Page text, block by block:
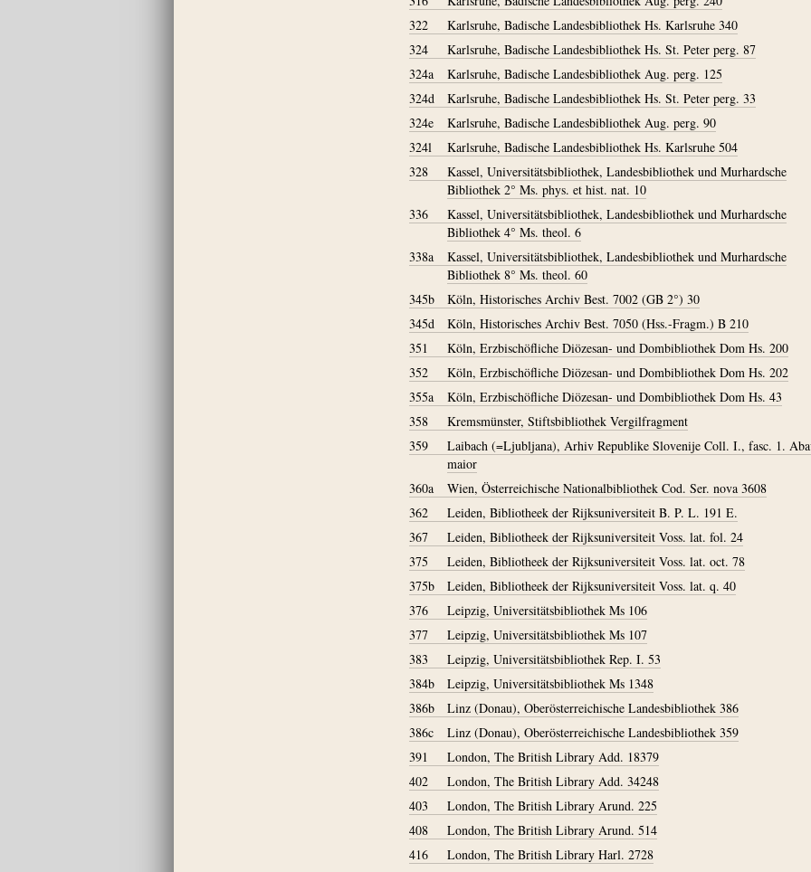
322
Karlsruhe, Badische Landesbibliothek Hs. Karlsruhe 340
324
Karlsruhe, Badische Landesbibliothek Hs. St. Peter perg. 87
324a
Karlsruhe, Badische Landesbibliothek Aug. perg. 125
324d
Karlsruhe, Badische Landesbibliothek Hs. St. Peter perg. 33
324e
Karlsruhe, Badische Landesbibliothek Aug. perg. 90
324l
Karlsruhe, Badische Landesbibliothek Hs. Karlsruhe 504
328
Kassel, Universitätsbibliothek, Landesbibliothek und Murhardsche
Bibliothek 2° Ms. phys. et hist. nat. 10
336
Kassel, Universitätsbibliothek, Landesbibliothek und Murhardsche
Bibliothek 4° Ms. theol. 6
338a
Kassel, Universitätsbibliothek, Landesbibliothek und Murhardsche
Bibliothek 8° Ms. theol. 60
345b
Köln, Historisches Archiv Best. 7002 (GB 2°) 30
345d
Köln, Historisches Archiv Best. 7050 (Hss.-Fragm.) B 210
351
Köln, Erzbischöfliche Diözesan- und Dombibliothek Dom Hs. 200
352
Köln, Erzbischöfliche Diözesan- und Dombibliothek Dom Hs. 202
355a
Köln, Erzbischöfliche Diözesan- und Dombibliothek Dom Hs. 43
358
Kremsmünster, Stiftsbibliothek Vergilfragment
359
Laibach (=Ljubljana), Arhiv Republike Slovenije Coll. I., fasc. 1.
maior
360a
Wien, Österreichische Nationalbibliothek Cod. Ser. nova 3608
362
Leiden, Bibliotheek der Rijksuniversiteit B. P. L. 191 E.
367
Leiden, Bibliotheek der Rijksuniversiteit Voss. lat. fol. 24
375
Leiden, Bibliotheek der Rijksuniversiteit Voss. lat. oct. 78
375b
Leiden, Bibliotheek der Rijksuniversiteit Voss. lat. q. 40
376
Leipzig, Universitätsbibliothek Ms 106
377
Leipzig, Universitätsbibliothek Ms 107
383
Leipzig, Universitätsbibliothek Rep. I. 53
384b
Leipzig, Universitätsbibliothek Ms 1348
386b
Linz (Donau), Oberösterreichische Landesbibliothek 386
386c
Linz (Donau), Oberösterreichische Landesbibliothek 359
391
London, The British Library Add. 18379
402
London, The British Library Add. 34248
403
London, The British Library Arund. 225
408
London, The British Library Arund. 514
416
London, The British Library Harl. 2728